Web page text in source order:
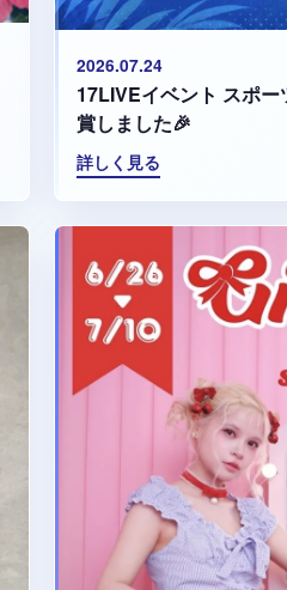
2026.07.24
17LIVEイベント スポ
賞しました🎉
詳しく見る